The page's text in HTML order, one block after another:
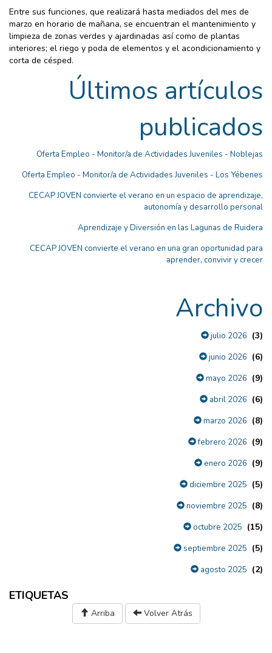
Entre sus funciones, que realizará hasta mediados del mes de
marzo en horario de mañana, se encuentran el mantenimiento y
limpieza de zonas verdes y ajardinadas así como de plantas
interiores; el riego y poda de elementos y el acondicionamiento y
corta de césped.
Últimos artículos
publicados
Oferta Empleo - Monitor/a de Actividades Juveniles - Noblejas
Oferta Empleo - Monitor/a de Actividades Juveniles - Los Yébenes
CECAP JOVEN convierte el verano en un espacio de aprendizaje,
autonomía y desarrollo personal
Aprendizaje y Diversión en las Lagunas de Ruidera
CECAP JOVEN convierte el verano en una gran oportunidad para
aprender, convivir y crecer
Archivo
julio 2026 (3)
junio 2026 (6)
mayo 2026 (9)
abril 2026 (6)
marzo 2026 (8)
febrero 2026 (9)
enero 2026 (9)
diciembre 2025 (5)
noviembre 2025 (8)
octubre 2025 (15)
septiembre 2025 (5)
agosto 2025 (2)
ETIQUETAS
Arriba Volver Atrás